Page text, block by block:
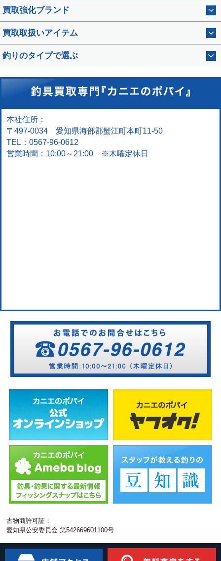
買取強化ブランド
買取取扱いアイテム
釣りのタイプで選ぶ
本社住所：
〒497-0034 愛知県海部郡蟹江町本町11-50
TEL：0567-96-0612
営業時間：10:00～21:00 ※木曜定休日
古物商許可証：
愛知県公安委員会 第542669601100号